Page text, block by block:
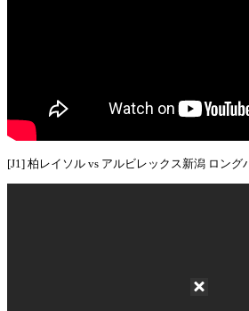
[J1] 柏レイソル vs アルビレックス新潟 ロング